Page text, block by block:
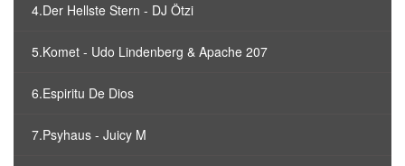
4.Der Hellste Stern - DJ Ötzi
5.Komet - Udo Lindenberg & Apache 207
6.Espiritu De Dios
7.Psyhaus - Juicy M